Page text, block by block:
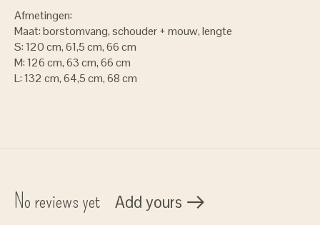
Afmetingen:
Maat: borstomvang, schouder + mouw, lengte
S: 120 cm, 61,5 cm, 66 cm
M: 126 cm, 63 cm, 66 cm
L: 132 cm, 64,5 cm, 68 cm
No reviews yet Add yours